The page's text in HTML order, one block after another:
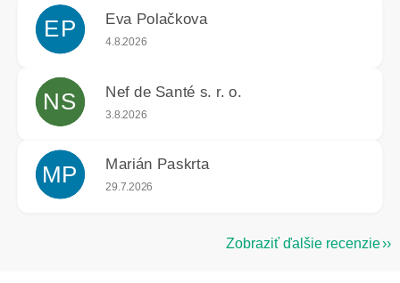
EP Eva Polačkova
Hodnotenie obchodu je 5 z 5 hviezdičiek.
4.8.2026
NS Nef de Santé s. r. o.
Hodnotenie obchodu je 5 z 5 hviezdičiek.
3.8.2026
MP Marián Paskrta
Hodnotenie obchodu je 5 z 5 hviezdičiek.
29.7.2026
Zobraziť ďalšie recenzie